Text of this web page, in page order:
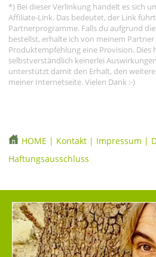
*) Bei dieser Verlinkung handelt es sich
Affiliate-Link. Das bedeutet, der Link
Partnerprogramme. Falls du aufgrund
bestellst, erhalte ich von meinem
Produktempfehlung eine Provision. Dies
selbstverständlich keinerlei
unterstützt damit den Erhalt, den
meiner Internetseite. Vielen Dank :-)
HOME | Kontakt | Impressum |
Haftungsausschluss